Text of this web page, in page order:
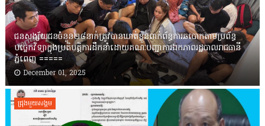
ជនសង្ស័យជនចំនួន២៨នាក់ត្រូវបានឃាត់ខ្លួនពាក់ព័ន្ធការឆបោកតាមប្រព័ន្ធ
បច្ចេកវិទ្យាក្នុងប្រតិបត្តិការដឹកនាំដោយគណៈបញ្ជាការឯកភាពរដ្ឋបាលរាជធានី
ភ្នំពេញ ‎=====
December 01, 2025
ជ្រុងមួយសង្គម